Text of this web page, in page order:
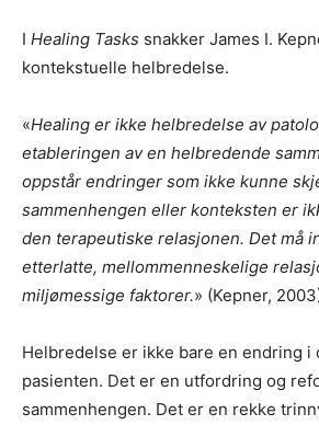
I Healing Tasks snakker James I.
kontekstuelle helbredelse.
«Healing er ikke helbredelse av
etableringen av en helbredende
oppstår endringer som ikke kunne
sammenhengen eller konteksten er
den terapeutiske relasjonen. Det må
etterlatte, mellommenneskelige
miljømessige faktorer.» (Kepner,
Helbredelse er ikke bare en endring i
pasienten. Det er en utfordring og
sammenhengen. Det er en rekke